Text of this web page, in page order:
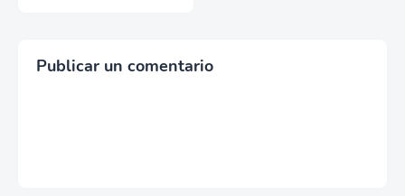
Publicar un comentario